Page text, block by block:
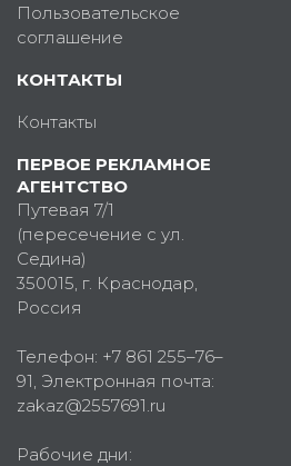
Пользовательское
соглашение
КОНТАКТЫ
Контакты
ПЕРВОЕ РЕКЛАМНОЕ
АГЕНТСТВО
Путевая 7/1
(пересечение с ул.
Седина)
350015 , г. Краснодар,
Россия
Телефон: +7 861 255–76–
91 , Электронная почта:
zakaz@2557691.ru
Рабочие дни: